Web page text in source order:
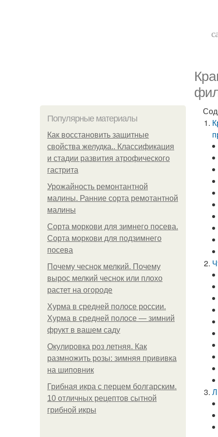
Популярные материалы
Как восстановить защитные
свойства желудка.. Классификация
и стадии развития атрофического
гастрита
Урожайность ремонтантной
малины. Ранние сорта ремотантной
малины
Сорта моркови для зимнего посева.
Сорта моркови для подзимнего
посева
Почему чеснок мелкий. Почему
вырос мелкий чеснок или плохо
растет на огороде
Хурма в средней полосе россии.
Хурма в средней полосе — зимний
фрукт в вашем саду
Окулировка роз летняя. Как
размножить розы: зимняя прививка
на шиповник
Грибная икра с перцем болгарским.
10 отличных рецептов сытной
грибной икры